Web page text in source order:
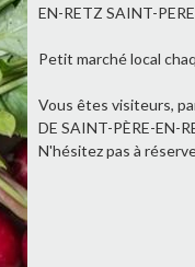
EN-RETZ SAINT-
Petit marché local
Vous êtes visiteurs,
DE SAINT-PÈRE-EN-
N'hésitez pas à